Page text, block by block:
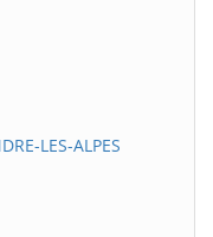
LES-ALPES